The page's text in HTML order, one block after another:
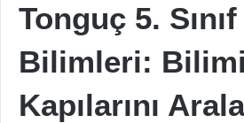
Tonguç 5.
Bilimleri:
Kapılarını